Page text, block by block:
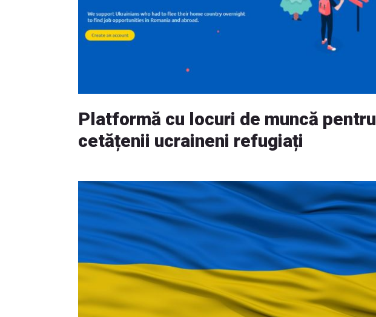
Platformă cu locuri de muncă pentru
cetățenii ucraineni refugiați